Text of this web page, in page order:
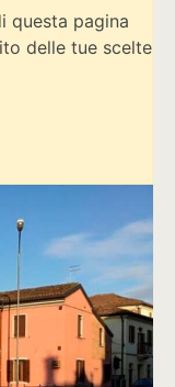
questa pagina
delle tue scelte